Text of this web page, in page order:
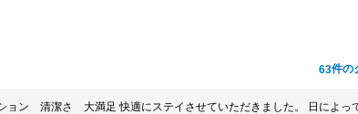
63件の
ョン 清潔さ 大満足 快適にステイさせていただきました。 日によっ